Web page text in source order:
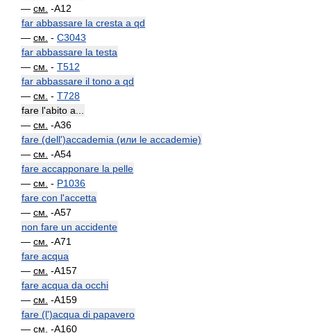
— см. -A12
far abbassare la cresta a qd
— см. - C3043
far abbassare la testa
— см. - T512
far abbassare il tono a qd
— см. - T728
fare l'abito a...
— см. -A36
fare (dell')accademia (или le accademie)
— см. -A54
fare accapponare la pelle
— см. - P1036
fare con l'accetta
— см. -A57
non fare un accidente
— см. -A71
fare acqua
— см. -A157
fare acqua da occhi
— см. -A159
fare (l')acqua di papavero
— см. -A160